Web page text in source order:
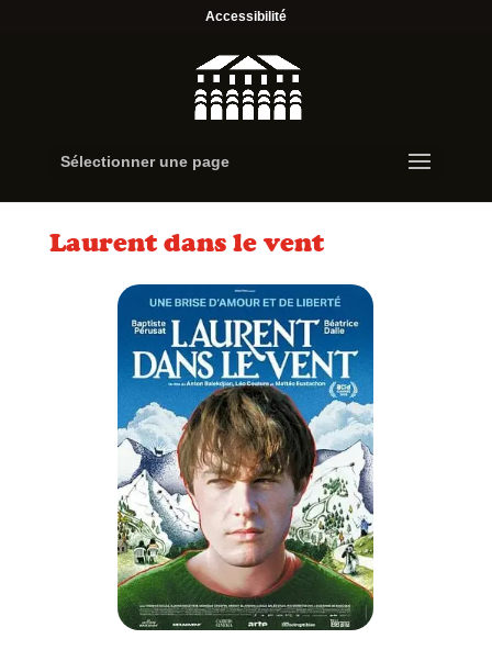
Accessibilité
Sélectionner une page
Laurent dans le vent